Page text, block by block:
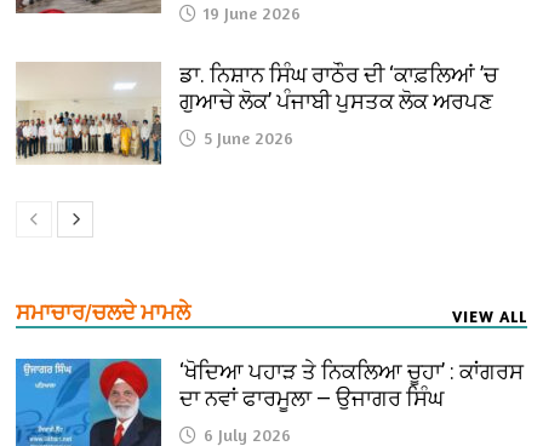
19 June 2026
ਡਾ. ਨਿਸ਼ਾਨ ਸਿੰਘ ਰਾਠੌਰ ਦੀ ‘ਕਾਫ਼ਲਿਆਂ ’ਚ
ਗੁਆਚੇ ਲੋਕ’ ਪੰਜਾਬੀ ਪੁਸਤਕ ਲੋਕ ਅਰਪਣ
5 June 2026
ਸਮਾਚਾਰ/ਚਲਦੇ ਮਾਮਲੇ VIEW ALL
‘ਖੋਦਿਆ ਪਹਾੜ ਤੇ ਨਿਕਲਿਆ ਚੂਹਾ’ : ਕਾਂਗਰਸ
ਦਾ ਨਵਾਂ ਫਾਰਮੂਲਾ — ਉਜਾਗਰ ਸਿੰਘ
6 July 2026